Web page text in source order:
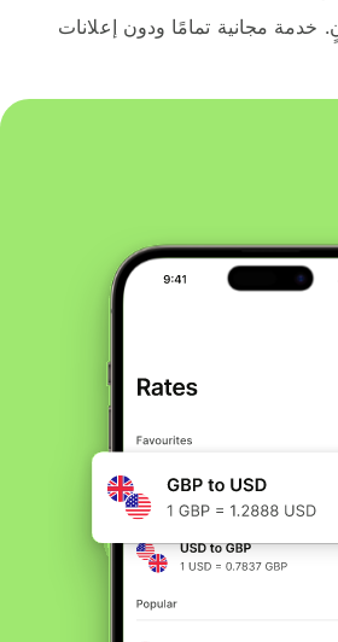
خدمة مجانية تمامًا ودون إعلانات